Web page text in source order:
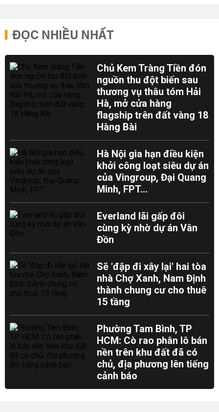
ĐỌC NHIỀU NHẤT
Chủ Kem Tràng Tiền đón
nguồn thu đột biến sau
thương vụ thâu tóm Hải
Hà, mở cửa hàng
flagship trên đất vàng 18
Hàng Bài
Hà Nội gia hạn điều kiện
khởi công loạt siêu dự án
của Vingroup, Đại Quang
Minh, FPT...
Everland lãi gấp đôi
cùng kỳ nhờ dự án Vân
Đồn
Sẽ 'đập đi xây lại' hai tòa
nhà Chợ Xanh, Nam Định
thành chung cư cho thuê
15 tầng
Phường Tam Bình, TP
HCM: Cò rao phân lô bán
nền trên khu đất đã có
chủ, địa phương lên tiếng
cảnh báo